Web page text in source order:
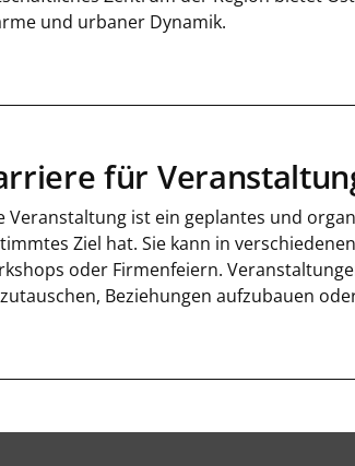
und urbaner Dynamik.
für
Veranstaltung ist ein geplantes und
Ziel hat. Sie kann in
oder Firmenfeiern.
Beziehungen aufzubauen